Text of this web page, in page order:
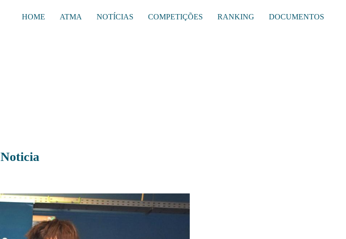
HOME ATMA NOTÍCIAS COMPETIÇÕES RANKING DOCUMENTOS
Noticia